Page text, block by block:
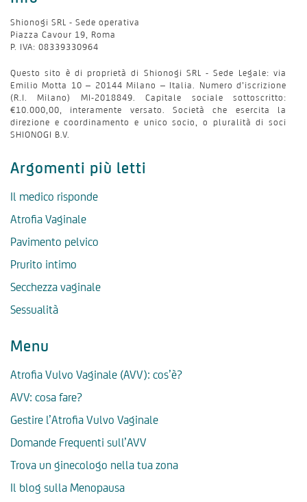
Shionogi SRL - Sede operativa
Piazza Cavour 19, Roma
P. IVA: 08339330964
Questo sito è di proprietà di Shionogi SRL - Sede Legale: via
Emilio Motta 10 – 20144 Milano – Italia. Numero d’iscrizione
(R.I. Milano) MI-2018849. Capitale sociale sottoscritto:
€10.000,00, interamente versato. Società che esercita la
direzione e coordinamento e unico socio, o pluralità di soci
SHIONOGI B.V.
Argomenti più letti
Il medico risponde
Atrofia Vaginale
Pavimento pelvico
Prurito intimo
Secchezza vaginale
Sessualità
Menu
Atrofia Vulvo Vaginale (AVV): cos’è?
AVV: cosa fare?
Gestire l’Atrofia Vulvo Vaginale
Domande Frequenti sull’AVV
Trova un ginecologo nella tua zona
Il blog sulla Menopausa